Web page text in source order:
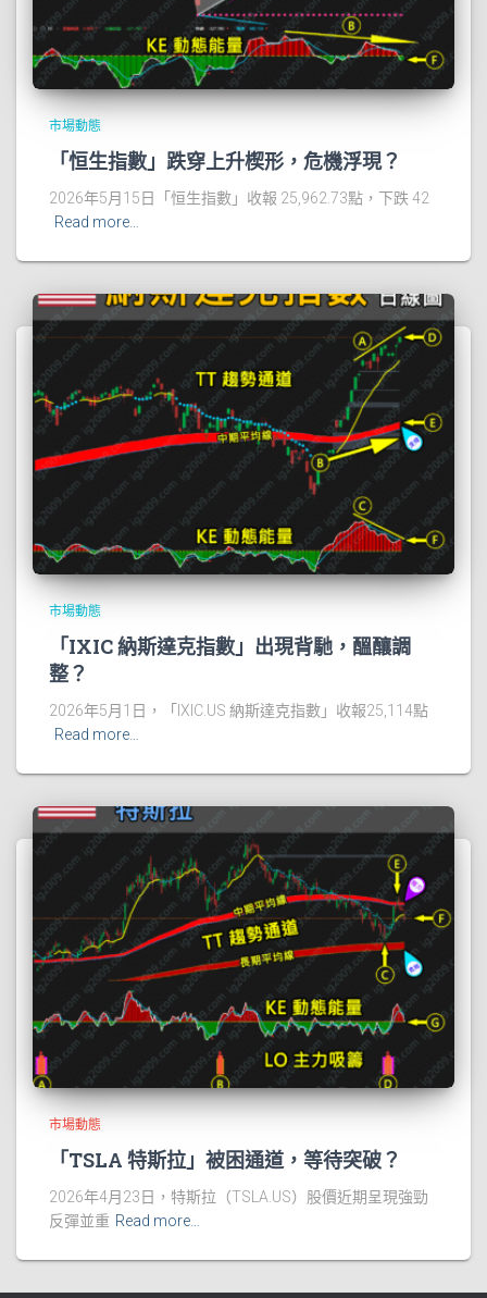
市場動態
「恒生指數」跌穿上升楔形，危機浮現？
2026年5月15日「恒生指數」收報 25,962.73點，下跌 42
Read more…
市場動態
「IXIC 納斯達克指數」出現背馳，醞釀調
整？
2026年5月1日，「IXIC.US 納斯達克指數」收報25,114點
Read more…
市場動態
「TSLA 特斯拉」被困通道，等待突破？
2026年4月23日，特斯拉（TSLA.US）股價近期呈現強勁
反彈並重 Read more…